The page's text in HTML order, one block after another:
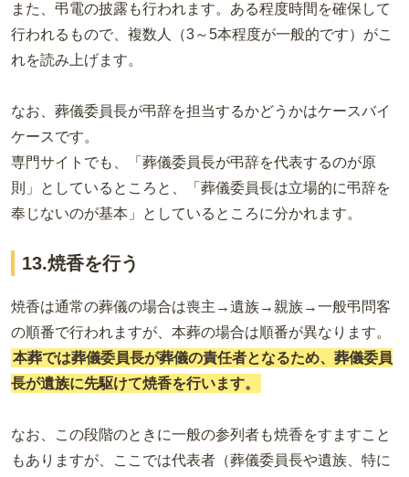
また、弔電の披露も行われます。ある程度時間を確保して
行われるもので、複数人（3～5本程度が一般的です）がこ
れを読み上げます。
なお、葬儀委員長が弔辞を担当するかどうかはケースバイ
ケースです。
専門サイトでも、「葬儀委員長が弔辞を代表するのが原
則」としているところと、「葬儀委員長は立場的に弔辞を
奉じないのが基本」としているところに分かれます。
13.焼香を行う
焼香は通常の葬儀の場合は喪主→遺族→親族→一般弔問客
の順番で行われますが、本葬の場合は順番が異なります。
本葬では葬儀委員長が葬儀の責任者となるため、葬儀委員
長が遺族に先駆けて焼香を行います。
なお、この段階のときに一般の参列者も焼香をすますこと
もありますが、ここでは代表者（葬儀委員長や遺族、特に